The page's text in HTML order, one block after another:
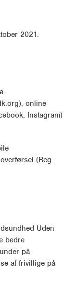
2021.
online
Instagram)
(Reg.
Uden
bedre
på
af frivillige på